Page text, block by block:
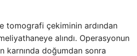
tomografi çekiminin ardından
alındı. Operasyonun
karnında doğumdan sonra